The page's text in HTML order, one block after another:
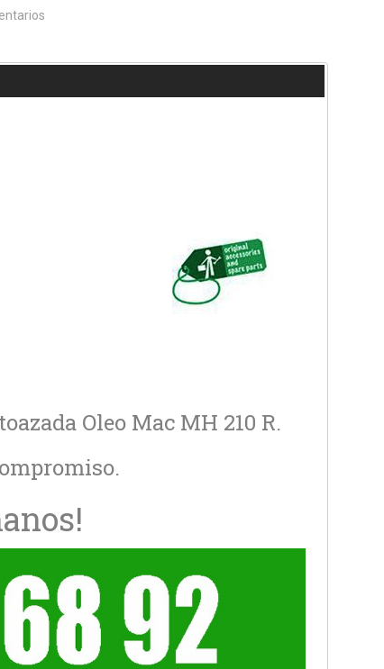
Oleo Mac MH 210 R.